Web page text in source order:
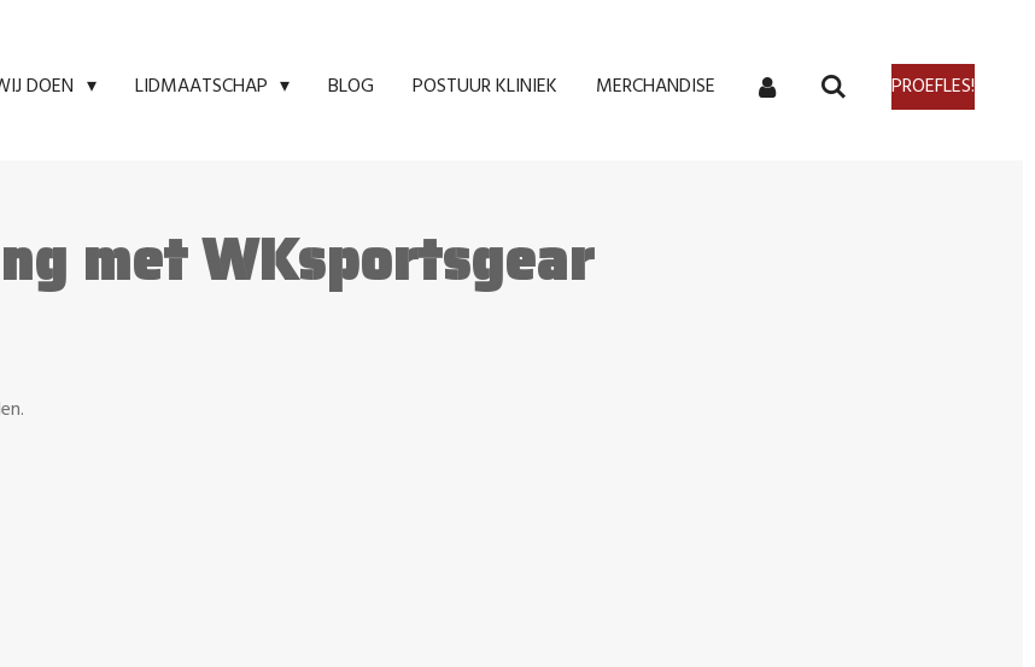
DOEN LIDMAATSCHAP BLOG POSTUUR KLINIEK MERCHANDISE PROEFLES!
met WKsportsgear